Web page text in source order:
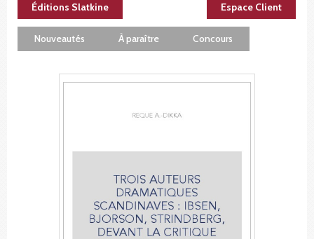
Éditions Slatkine Espace Client
Nouveautés À paraître Concours